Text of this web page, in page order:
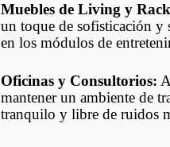
Muebles de Living y
un toque de sofisticación y
en los módulos de
Oficinas y Consultorios:
mantener un ambiente de
tranquilo y libre de ruidos